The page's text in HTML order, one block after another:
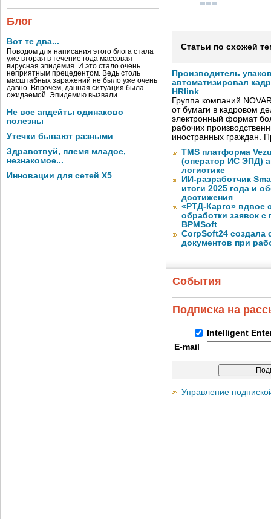
Блог
Вот те два...
Поводом для написания этого блога стала
уже вторая в течение года массовая
вирусная эпидемия. И это стало очень
неприятным прецедентом. Ведь столь
масштабных заражений не было уже очень
давно. Впрочем, данная ситуация была
ожидаемой. Эпидемию вызвали …
Не все апдейты одинаково
полезны
Утечки бывают разными
Здравствуй, племя младое,
незнакомое...
Инновации для сетей X5
Статьи по схожей
Производитель
автоматизировал
HRlink
Группа компаний
от бумаги в кадровом
электронный формат
рабочих
иностранных граждан.
TMS платформа
(оператор ИС ЭПД)
логистике
ИИ-разработчик
итоги 2025 года и
достижения
«РТД-Карго» вдвое
обработки заявок
BPMSoft
CorpSoft24 создала
документов при
События
Подписка на
Intelligent
E-mail
Управление